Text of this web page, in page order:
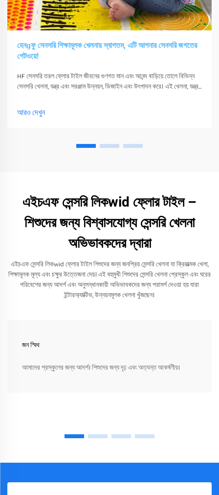
হেনɡফু সেনসরি শিক্ষামূলক খেলনায় স্বাগতম, এটি আপনার সেনসরি জগতের
গেটওয়ে!
HF সেনসরি তরল ফ্লোর টাইল জীবনের গুণগত মান এবং আনন্দ বাড়িয়ে তোলে বিভিন্ন
সেনসরি খেলনা, যন্ত্র এবং সরঞ্জাম উন্নয়ন, ডিজাইন এবং উৎপাদন করে। এই খেলনা, যন্ত্র
আরও দেখুন
এইচএফ সেন্সরি লিকwid ফ্লোর টাইল –
শিশুদের জন্য বিশ্বাসযোগ্য সেন্সরি খেলনা
অভিভাবকদের দ্বারা
এইচএফ সেন্সরি লিকwid ফ্লোর টাইল শিশুদের জন্য জনপ্রিয় সেন্সরি খেলনা যা ক্রিয়াত্মক খেলা,
শিক্ষামূলক মূল্য এবং চক্ষুর উত্তেজনা দেয়। এই বহুমুখী শিশুদের সেন্সরি খেলনা প্রেস্কুল এবং ঘরের
পরিবেশের জন্য আদর্শ এবং অনুসন্ধানকারী অভিভাবকদের জন্য পরামর্শ দেওয়া হয় যারা
ইন্টারঅ্যাক্টিভ, উন্নয়নমূলক খেলনা খুঁজছেন।
জন স্মিথ
আমাদের প্রস্কুলের জন্য আদর্শ। শিশুদের জন্য দৃঢ় এবং অত্যন্ত আকর্ষণীয়।